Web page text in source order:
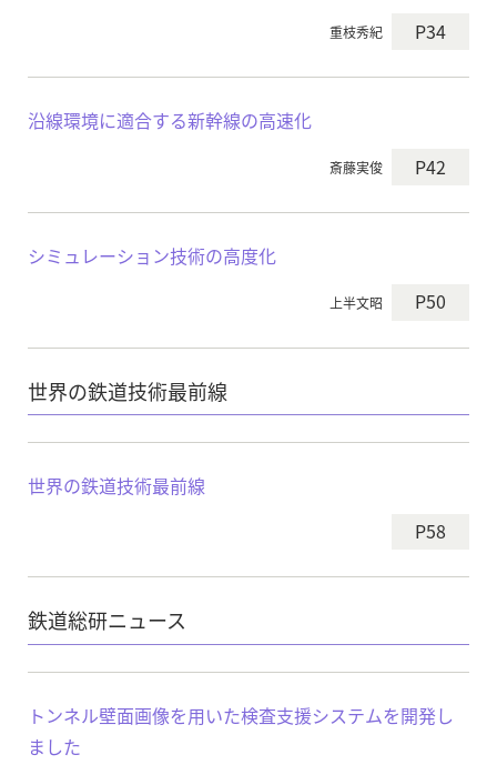
重枝秀紀 P34
沿線環境に適合する新幹線の高速化
斎藤実俊 P42
シミュレーション技術の高度化
上半文昭 P50
世界の鉄道技術最前線
世界の鉄道技術最前線
P58
鉄道総研ニュース
トンネル壁面画像を用いた検査支援システムを開発し
ました